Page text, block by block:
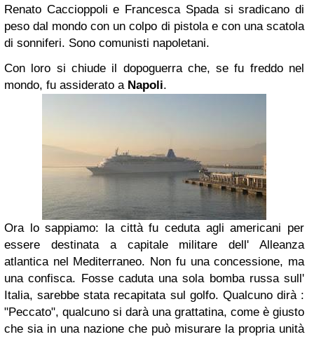
Renato Caccioppoli e Francesca Spada si sradicano di
peso dal mondo con un colpo di pistola e con una scatola
di sonniferi. Sono comunisti napoletani.
Con loro si chiude il dopoguerra che, se fu freddo nel
mondo, fu assiderato a Napoli.
Ora lo sappiamo: la città fu ceduta agli americani per
essere destinata a capitale militare dell' Alleanza
atlantica nel Mediterraneo. Non fu una concessione, ma
una confisca. Fosse caduta una sola bomba russa sull'
Italia, sarebbe stata recapitata sul golfo. Qualcuno dirà :
"Peccato", qualcuno si darà una grattatina, come è giusto
che sia in una nazione che può misurare la propria unità